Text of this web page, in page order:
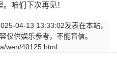
咱们下次再见！
04-13 13:33:02发表在本站，
仅供娱乐参考，不能盲信。
wen/40125.html